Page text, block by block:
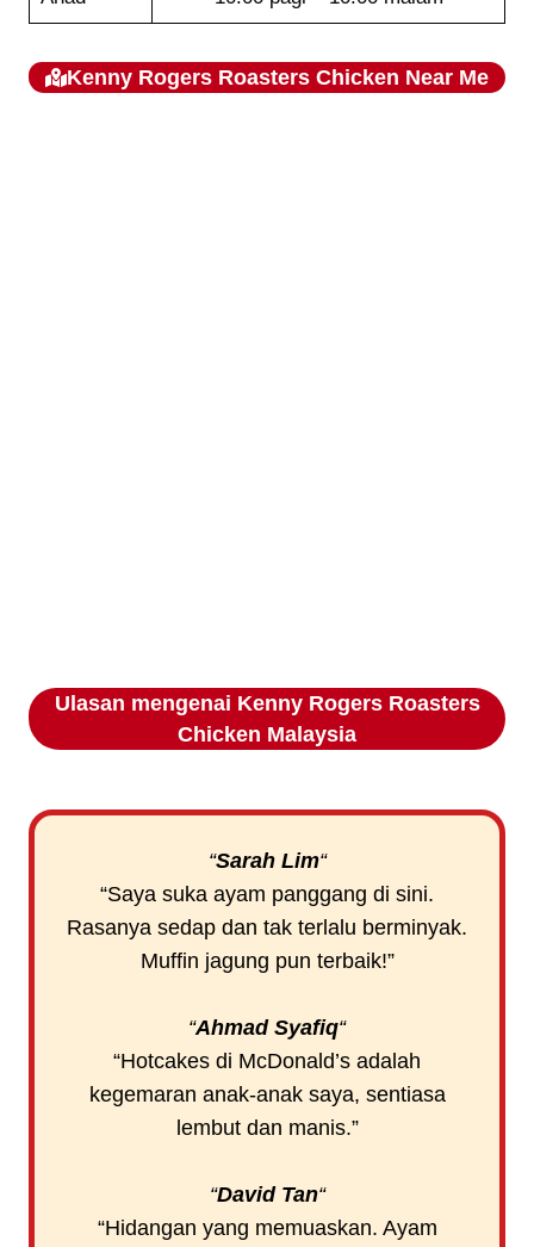
Kenny Rogers Roasters Chicken Near Me
Ulasan mengenai Kenny Rogers Roasters
Chicken Malaysia
“Sarah Lim“
“Saya suka ayam panggang di sini.
Rasanya sedap dan tak terlalu berminyak.
Muffin jagung pun terbaik!”
“Ahmad Syafiq“
“Hotcakes di McDonald’s adalah
kegemaran anak-anak saya, sentiasa
lembut dan manis.”
“David Tan“
“Hidangan yang memuaskan. Ayam